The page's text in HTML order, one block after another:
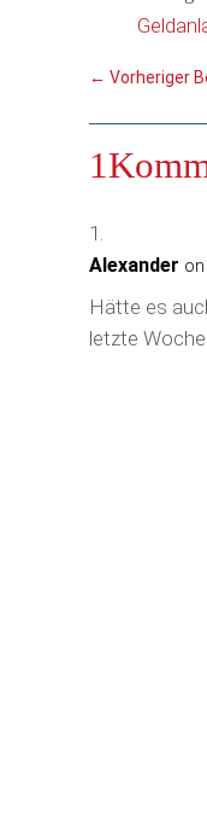
← Vorheriger
Alexander on
Hätte es
letzte